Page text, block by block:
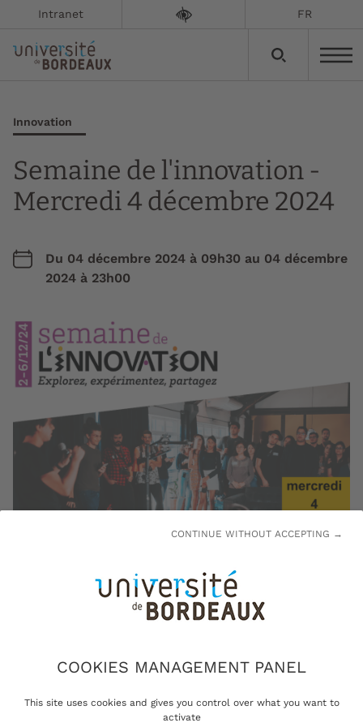
COOKIES MANAGEMENT PANEL
This site uses cookies and gives you control over what you want to
activate
CONTINUE WITHOUT ACCEPTING →
Intranet FR
Innovation
Semaine de l'innovation -
Mercredi 4 décembre 2024
Du 04 décembre 2024 à 09h30 au 04 décembre
2024 à 23h00